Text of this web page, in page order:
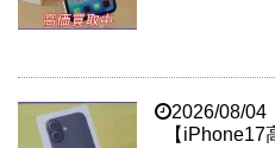
2026/08/04
【